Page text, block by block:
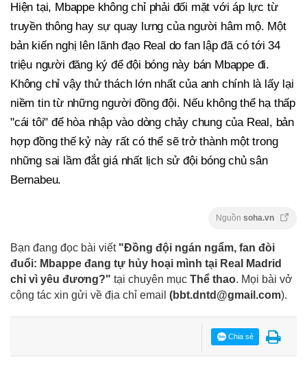
Hiện tại, Mbappe không chỉ phải đối mặt với áp lực từ
truyền thông hay sự quay lưng của người hâm mộ. Một
bản kiến nghị lên lãnh đạo Real do fan lập đã có tới 34
triệu người đăng ký để đội bóng này bán Mbappe đi.
Không chỉ vậy thử thách lớn nhất của anh chính là lấy lại
niềm tin từ những người đồng đội. Nếu không thể hạ thấp
"cái tôi" để hòa nhập vào dòng chảy chung của Real, bản
hợp đồng thế kỷ này rất có thể sẽ trở thành một trong
những sai lầm đắt giá nhất lịch sử đội bóng chủ sân
Bernabeu.
Nguồn soha.vn
Bạn đang đọc bài viết "Đồng đội ngán ngẩm, fan đòi
đuổi: Mbappe đang tự hủy hoại mình tại Real Madrid
chỉ vì yêu đương?" tại chuyên mục Thể thao. Mọi bài vở
cộng tác xin gửi về địa chỉ email (bbt.dntd@gmail.com).
Chia sẻ